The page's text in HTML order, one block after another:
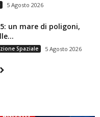
5 Agosto 2026
un mare di poligoni,
Spaziale 5 Agosto 2026